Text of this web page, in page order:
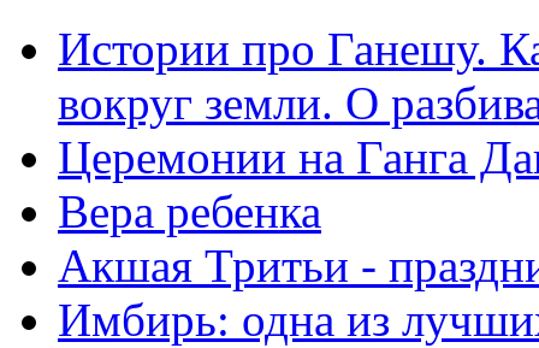
Истории про Ганешу.
вокруг земли. О
Церемонии на Ганга
Вера ребенка
Акшая Тритьи -
Имбирь: одна из